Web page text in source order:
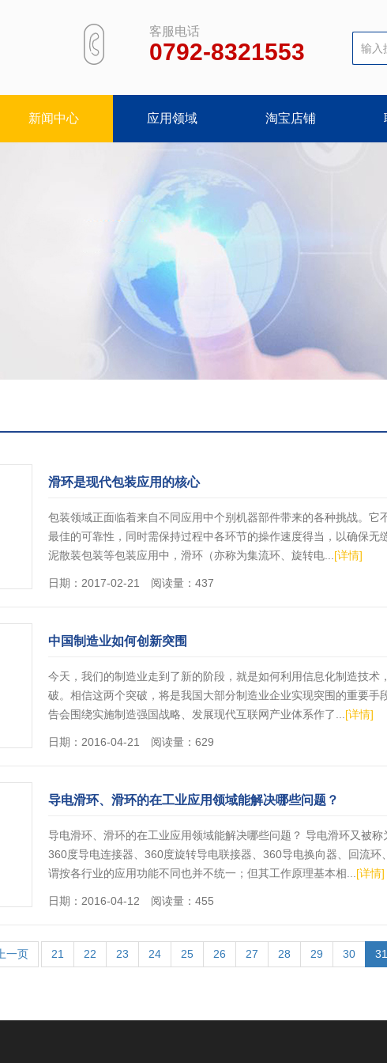
客服电话
0792-8321553
新闻中心 应用领域 淘宝店铺
滑环是现代包装应用的核心
包装领域正面临着来自不同应用中个别机器部件带来的各种挑战。它
最佳的可靠性，同时需保持过程中各环节的操作速度得当，以确保无
泥散装包装等包装应用中，滑环（亦称为集流环、旋转电... [详情]
日期：2017-02-21 阅读量：437
中国制造业如何创新突围
今天，我们的制造业走到了新的阶段，就是如何利用信息化制造技术
破。相信这两个突破，将是我国大部分制造业企业实现突围的重要手
告会围绕实施制造强国战略、发展现代互联网产业体系作了... [详情]
日期：2016-04-21 阅读量：629
导电滑环、滑环的在工业应用领域能解决哪些问题？
导电滑环、滑环的在工业应用领域能解决哪些问题？ 导电滑环又被称
360度导电连接器、360度旋转导电联接器、360导电换向器、回流
谓按各行业的应用功能不同也并不统一；但其工作原理基本相... [详情]
日期：2016-04-12 阅读量：455
上一页 21 22 23 24 25 26 27 28 29 30 31